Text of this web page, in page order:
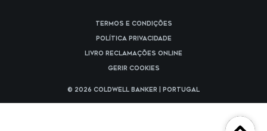
Termos e Condições
Política Privacidade
Livro reclamações online
Gerir cookies
© 2026 Coldwell Banker | Portugal